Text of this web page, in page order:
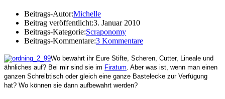
Beitrags-Autor:Michelle
Beitrag veröffentlicht:3. Januar 2010
Beitrags-Kategorie:Scraponomy
Beitrags-Kommentare:3 Kommentare
Wo bewahrt ihr Eure Stifte, Scheren, Cutter, Lineale und
ähnliches auf? Bei mir sind sie im Firatum . Aber was ist, wenn man einen
ganzen Schreibtisch oder gleich eine ganze Bastelecke zur Verfügung
hat? Wo können sie dann aufbewahrt werden?